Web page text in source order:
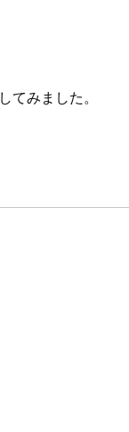
みました。